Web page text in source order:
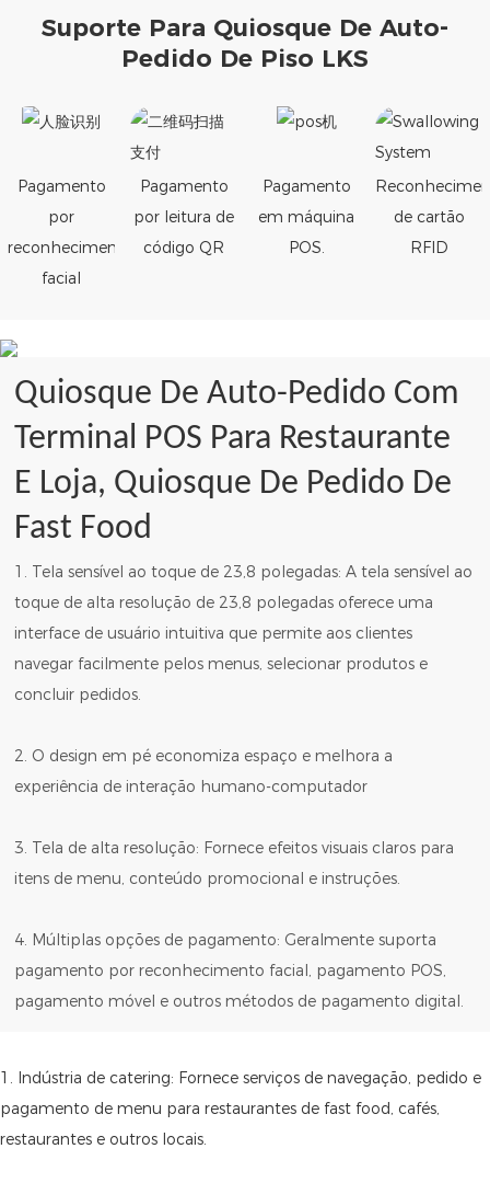
Suporte Para Quiosque De Auto-
Pedido De Piso LKS
Pagamento
por
reconhecimento
facial
Pagamento
por leitura de
código QR
Pagamento
em máquina
POS.
de cartão
RFID
Quiosque De Auto-Pedido Com
Terminal POS Para Restaurante
E Loja, Quiosque De Pedido De
Fast Food
1. Tela sensível ao toque de 23,8 polegadas: A tela sensível ao
toque de alta resolução de 23,8 polegadas oferece uma
interface de usuário intuitiva que permite aos clientes
navegar facilmente pelos menus, selecionar produtos e
concluir pedidos.
2. O design em pé economiza espaço e melhora a
experiência de interação humano-computador
3. Tela de alta resolução: Fornece efeitos visuais claros para
itens de menu, conteúdo promocional e instruções.
4. Múltiplas opções de pagamento: Geralmente suporta
pagamento por reconhecimento facial, pagamento POS,
pagamento móvel e outros métodos de pagamento digital.
1. Indústria de catering: Fornece serviços de navegação, pedido e
pagamento de menu para restaurantes de fast food, cafés,
restaurantes e outros locais.